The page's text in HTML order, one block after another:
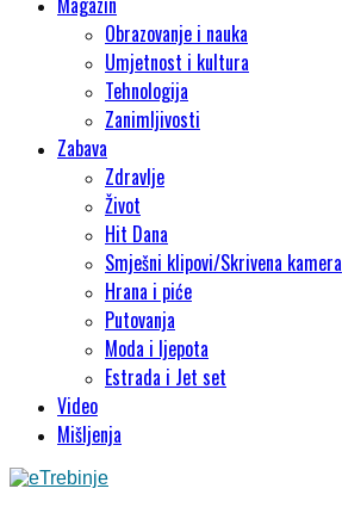
Obrazovanje i nauka
Umjetnost i kultura
Tehnologija
Zanimljivosti
Zabava
Zdravlje
Život
Hit Dana
Smješni klipovi/Skrivena kamera
Hrana i piće
Putovanja
Moda i ljepota
Estrada i Jet set
Video
Mišljenja